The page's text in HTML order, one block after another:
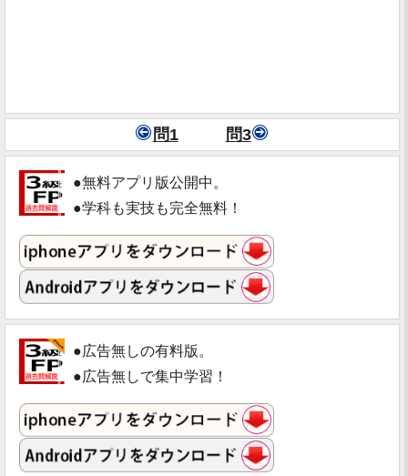
問1 問3
●無料アプリ版公開中。
●学科も実技も完全無料！
●広告無しの有料版。
●広告無しで集中学習！